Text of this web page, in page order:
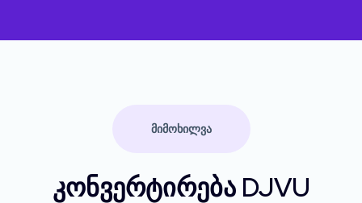
ᲛᲘᲛᲝᲮᲘᲚᲕᲐ
კონვერტირება DJVU